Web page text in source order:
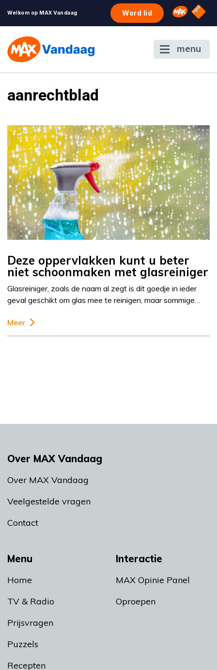
Welkom op MAX Vandaag Word lid Omroep
NPO
menu
aanrechtblad
Deze oppervlakken kunt u beter
niet schoonmaken met glasreiniger
Glasreiniger, zoals de naam al zegt is dit goedje in ieder
geval geschikt om glas mee te reinigen, maar sommige…
Meer
Menu
Home
TV & Radio
Prijsvragen
Puzzels
Recepten
Interactie
MAX Opinie Panel
Oproepen
Over MAX Vandaag
Over MAX Vandaag
Veelgestelde vragen
Contact